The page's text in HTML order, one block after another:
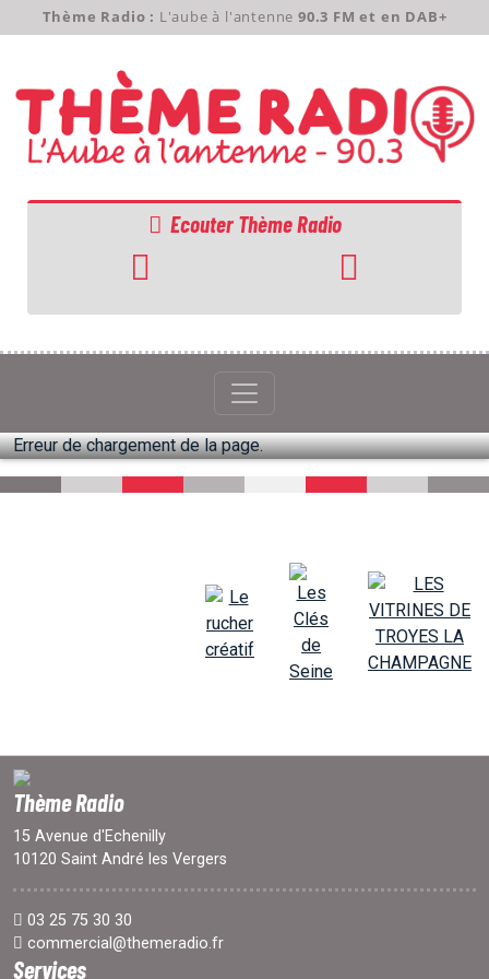
Thème Radio : L'aube à l'antenne 90.3 FM et en DAB+
Ecouter Thème Radio
PROJETS
LOCATION STUDIO
CONTACT
Erreur de chargement de la page.
Thème Radio
15 Avenue d'Echenilly
10120 Saint André les Vergers
03 25 75 30 30
commercial@themeradio.fr
Services